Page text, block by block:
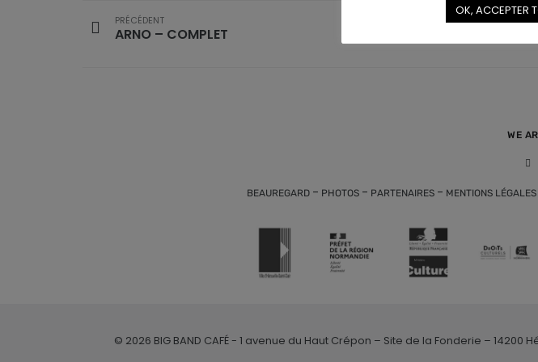
PRÉCÉDENT
ARNO – COMPLET
WE
BEAUREGARD - PHOTOS - PARTENAIRES - MENTIONS LÉGALES
© 2026 BIG BAND CAFÉ - 1 avenue du Haut Crépon – Site de la Fonderie – 14200
OK, ACCEPTER